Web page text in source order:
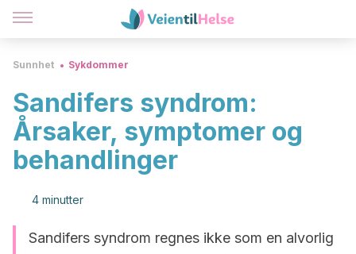
Sunnhet Sykdommer
Sandifers syndrom:
Årsaker, symptomer og
behandlinger
4 minutter
Sandifers syndrom regnes ikke som en alvorlig